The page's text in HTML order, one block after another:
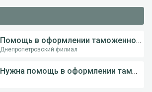
Помощь в оформлении таможенного свидетельства
Днепропетровский филиал
Нужна помощь в оформлении таможенного свидетельства